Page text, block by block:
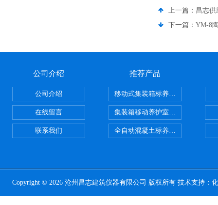
上一篇： 昌志供
下一篇： YM-8
公司介绍
公司介绍
在线留言
联系我们
推荐产品
移动式集装箱标养室 养护室设备
集装箱移动养护室 标养室
全自动混凝土标养室恒温恒湿设备
Copyright © 2026 沧州昌志建筑仪器有限公司 版权所有 技术支持：